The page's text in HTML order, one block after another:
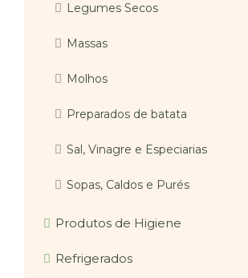
Legumes Secos
Massas
Molhos
Preparados de batata
Sal, Vinagre e Especiarias
Sopas, Caldos e Purés
Produtos de Higiene
Refrigerados